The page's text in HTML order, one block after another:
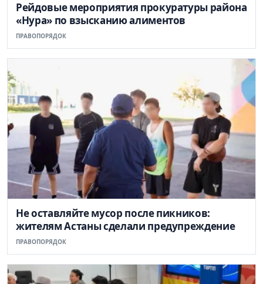
Рейдовые мероприятия прокуратуры района
«Нура» по взысканию алиментов
ПРАВОПОРЯДОК
Не оставляйте мусор после пикников:
жителям Астаны сделали предупреждение
ПРАВОПОРЯДОК